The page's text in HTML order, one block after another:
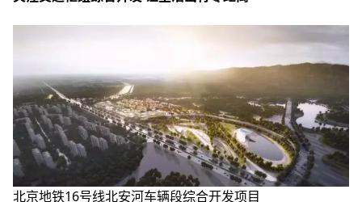
北京地铁16号线北安河车辆段综合开发项目